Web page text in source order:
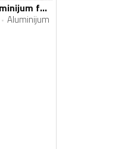
BBS - BBS - Aluminijum felne
Aluminijum